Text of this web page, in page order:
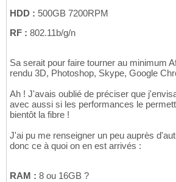
HDD : 500GB 7200RPM
RF : 802.11b/g/n
Sa serait pour faire tourner au minimum
rendu 3D, Photoshop, Skype, Google
Ah ! J'avais oublié de préciser que
avec aussi si les performances le
bientôt la fibre !
J'ai pu me renseigner un peu auprès
donc ce à quoi on en est arrivés :
RAM : 8 ou 16GB ?